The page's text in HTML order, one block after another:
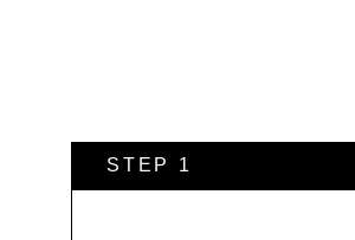
STEP 1